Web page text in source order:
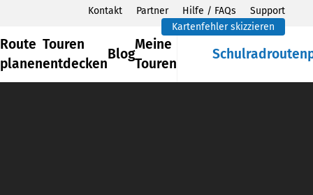
Kontakt Partner Hilfe / FAQs
Support
Kartenfehler skizzieren
Route
planen
Touren
entdecken
Blog
Meine
Touren